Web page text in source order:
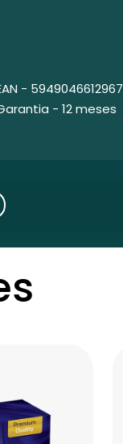
- 5949046612967
- 12 meses